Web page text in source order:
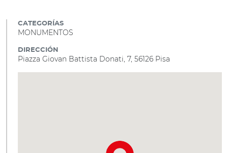
CATEGORÍAS
MONUMENTOS
DIRECCIÓN
Piazza Giovan Battista Donati, 7, 56126 Pisa